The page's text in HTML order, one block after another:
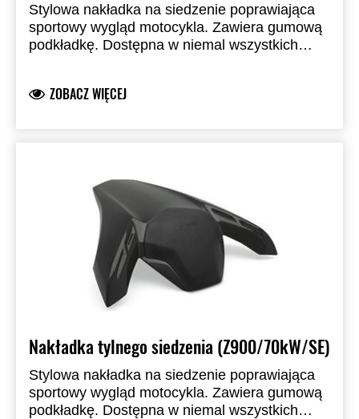
Stylowa nakładka na siedzenie poprawiająca
sportowy wygląd motocykla. Zawiera gumową
podkładkę. Dostępna w niemal wszystkich
ZOBACZ WIĘCEJ
Nakładka tylnego siedzenia (Z900/70kW/SE)
Stylowa nakładka na siedzenie poprawiająca
sportowy wygląd motocykla. Zawiera gumową
podkładkę. Dostępna w niemal wszystkich